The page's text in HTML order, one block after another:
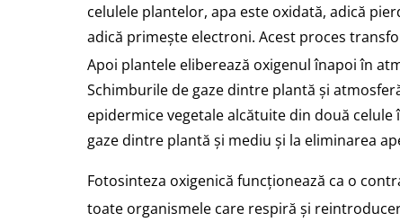
celulele plantelor, apa este oxidată, adică
adică primește electroni. Acest proces
Apoi plantele eliberează oxigenul înapoi în
Schimburile de gaze dintre plantă și
epidermice vegetale alcătuite din două
gaze dintre plantă şi mediu şi la eliminarea
Fotosinteza oxigenică funcționează ca o
toate organismele care respiră și